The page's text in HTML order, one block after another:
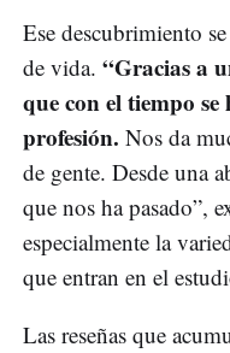
Ese descubrimiento
de vida. “Gracias a
que con el tiempo
profesión. Nos da
de gente. Desde una
que nos ha pasado”,
especialmente la
que entran en el
Las reseñas que